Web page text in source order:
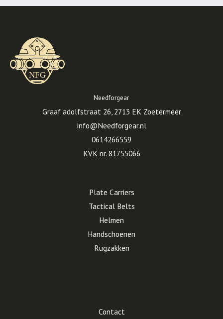
Needforgear
Graaf adolfstraat 26, 2713 EK Zoetermeer
info@Needforgear.nl
0614266559
KVK nr. 81755066
Plate Carriers
Tactical Belts
Helmen
Handschoenen
Rugzakken
Contact